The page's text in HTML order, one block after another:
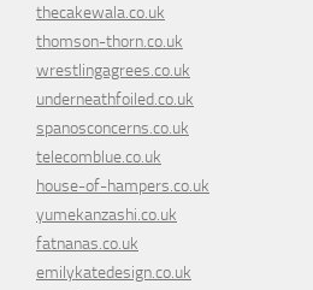
thecakewala.co.uk
thomson-thorn.co.uk
wrestlingagrees.co.uk
underneathfoiled.co.uk
spanosconcerns.co.uk
telecomblue.co.uk
house-of-hampers.co.uk
yumekanzashi.co.uk
fatnanas.co.uk
emilykatedesign.co.uk